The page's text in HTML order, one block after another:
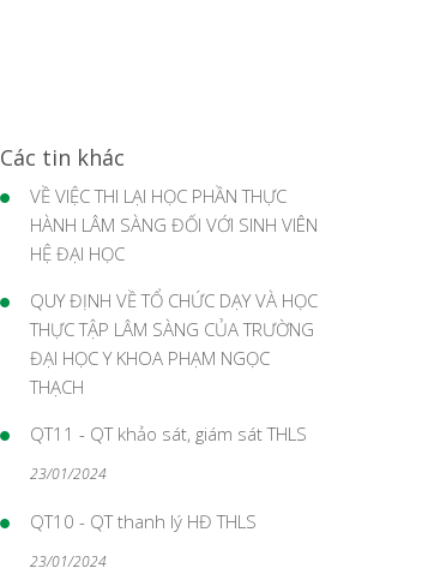
Các tin khác
VỀ VIỆC THI LẠI HỌC PHẦN THỰC
HÀNH LÂM SÀNG ĐỐI VỚI SINH VIÊN
HỆ ĐẠI HỌC
QUY ĐỊNH VỀ TỔ CHỨC DẠY VÀ HỌC
THỰC TẬP LÂM SÀNG CỦA TRƯỜNG
ĐẠI HỌC Y KHOA PHẠM NGỌC
THẠCH
QT11 - QT khảo sát, giám sát THLS
23/01/2024
QT10 - QT thanh lý HĐ THLS
23/01/2024